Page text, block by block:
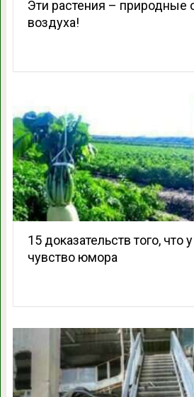
Эти растения – природные
воздуха!
15 доказательств того, что
чувство юмора